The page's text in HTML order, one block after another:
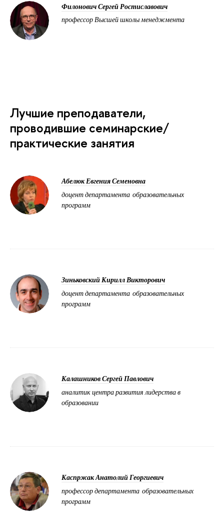
Филонович Сергей Ростиславович
профессор Высшей школы менеджмента
Лучшие преподаватели,
проводившие семинарские/
практические занятия
Абелюк Евгения Семеновна
доцент департамента образовательных
программ
Зиньковский Кирилл Викторович
доцент департамента образовательных
программ
Калашников Сергей Павлович
аналитик центра развития лидерства в
образовании
Каспржак Анатолий Георгиевич
профессор департамента образовательных
программ